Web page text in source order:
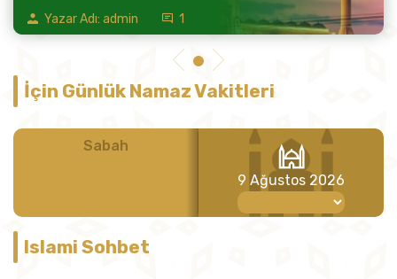
Yazar Adı: admin 1
İçin Günlük Namaz Vakitleri
Sabah Öğle
9 Ağustos 2026
Islami Sohbet